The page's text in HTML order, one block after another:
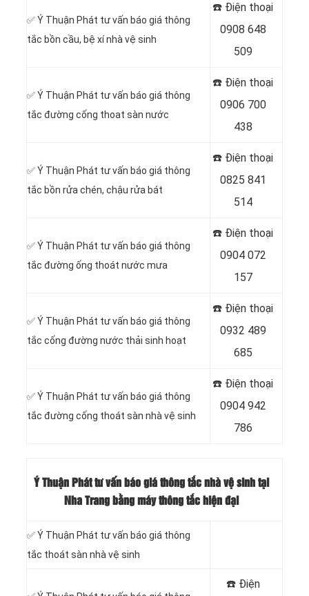
✅ Ý Thuận Phát tư vấn báo giá thông
tắc bồn cầu, bệ xí nhà vệ sinh
☎️ Điện thoại
0908 648
509
✅ Ý Thuận Phát tư vấn báo giá thông
tắc đường cống thoat sàn nước
☎️ Điện thoại
0906 700
438
✅ Ý Thuận Phát tư vấn báo giá thông
tắc bồn rửa chén, chậu rửa bát
☎️ Điện thoại
0825 841
514
✅ Ý Thuận Phát tư vấn báo giá thông
tắc đường ống thoát nước mưa
☎️ Điện thoại
0904 072
157
‎✅ Ý Thuận Phát tư vấn báo giá thông
tắc cống đường nước thải sinh hoạt
☎️ Điện thoại
0932 489
685
✅ Ý Thuận Phát tư vấn báo giá thông
tắc đường cống thoát sàn nhà vệ sinh
☎️ Điện thoại
0904 942
786
Ý Thuận Phát tư vấn báo giá thông tắc nhà vệ sinh tại
Nha Trang bằng máy thông tắc hiện đại
✅ Ý Thuận Phát tư vấn báo giá thông
tắc thoát sàn nhà vệ sinh
☎️ Điện